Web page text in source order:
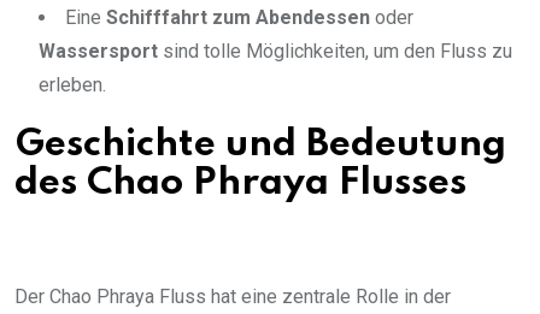
Eine Schifffahrt zum Abendessen oder
Wassersport sind tolle Möglichkeiten, um den Fluss zu
erleben.
Geschichte und Bedeutung
des Chao Phraya Flusses
Der Chao Phraya Fluss hat eine zentrale Rolle in der